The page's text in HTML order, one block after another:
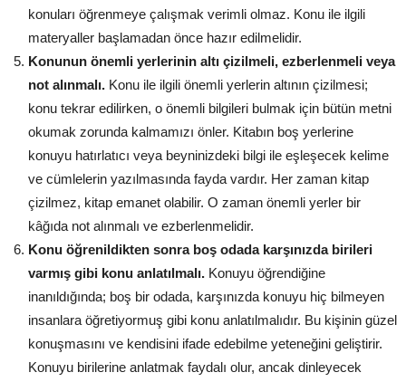
konuları öğrenmeye çalışmak verimli olmaz. Konu ile ilgili
materyaller başlamadan önce hazır edilmelidir.
Konunun önemli yerlerinin altı çizilmeli, ezberlenmeli veya
not alınmalı. Konu ile ilgili önemli yerlerin altının çizilmesi;
konu tekrar edilirken, o önemli bilgileri bulmak için bütün metni
okumak zorunda kalmamızı önler. Kitabın boş yerlerine
konuyu hatırlatıcı veya beyninizdeki bilgi ile eşleşecek kelime
ve cümlelerin yazılmasında fayda vardır. Her zaman kitap
çizilmez, kitap emanet olabilir. O zaman önemli yerler bir
kâğıda not alınmalı ve ezberlenmelidir.
Konu öğrenildikten sonra boş odada karşınızda birileri
varmış gibi konu anlatılmalı. Konuyu öğrendiğine
inanıldığında; boş bir odada, karşınızda konuyu hiç bilmeyen
insanlara öğretiyormuş gibi konu anlatılmalıdır. Bu kişinin güzel
konuşmasını ve kendisini ifade edebilme yeteneğini geliştirir.
Konuyu birilerine anlatmak faydalı olur, ancak dinleyecek